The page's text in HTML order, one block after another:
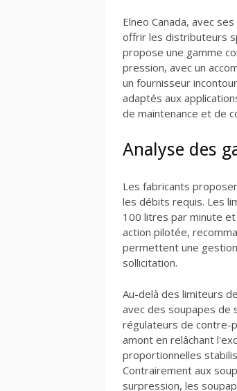
Elneo Canada, avec
offrir les distributeurs
propose une gamme
pression, avec un
un fournisseur
adaptés aux
de maintenance et de
Analyse des
Les fabricants
les débits requis. Les
100 litres par minute
action pilotée,
permettent une
sollicitation.
Au-delà des limiteurs
avec des soupapes de
régulateurs de contre-
amont en relâchant
proportionnelles
Contrairement aux
surpression, les